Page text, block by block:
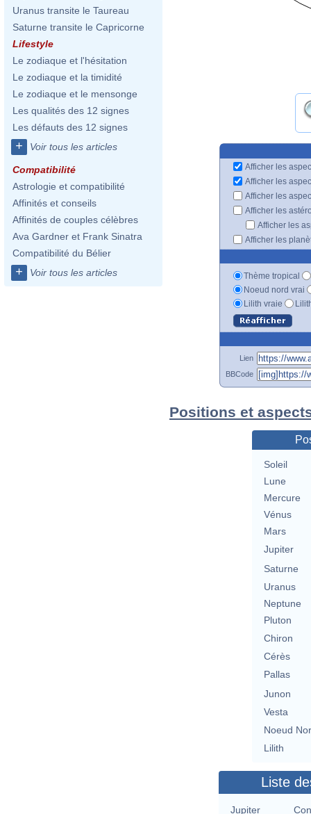
Uranus transite le Taureau
Saturne transite le Capricorne
Lifestyle
Le zodiaque et l'hésitation
Le zodiaque et la timidité
Le zodiaque et le mensonge
Les qualités des 12 signes
Les défauts des 12 signes
+ Voir tous les articles
Compatibilité
Astrologie et compatibilité
Affinités et conseils
Affinités de couples célèbres
Ava Gardner et Frank Sinatra
Compatibilité du Bélier
+ Voir tous les articles
Afficher les
Afficher les
Afficher les
Afficher les
Afficher les
Afficher les
Thème tropical
Noeud nord vrai
Lilith vraie
Lien
BBCode
Positions et
Soleil
Lune
Mercure
Vénus
Mars
Jupiter
Saturne
Uranus
Neptune
Pluton
Chiron
Cérès
Pallas
Junon
Vesta
Noeud
Lilith
Liste
Jupiter